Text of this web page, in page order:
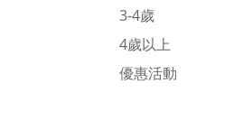
3-4歲
4歲以上
優惠活動